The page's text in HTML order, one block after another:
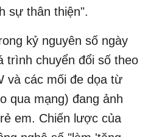
sự thân thiện".
kỷ nguyên số ngày
trình chuyển đổi số theo
và các mối đe dọa từ
qua mạng) đang ảnh
em. Chiến lược của